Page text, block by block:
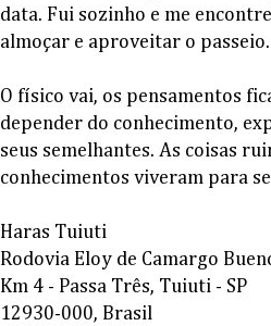
data. Fui sozinho e me
almoçar e aproveitar o passeio.
O físico vai, os pensamentos
depender do conhecimento,
seus semelhantes. As coisas
conhecimentos viveram para
Haras Tuiuti
Rodovia Eloy de Camargo
Km 4 - Passa Três, Tuiuti - SP
12930-000, Brasil